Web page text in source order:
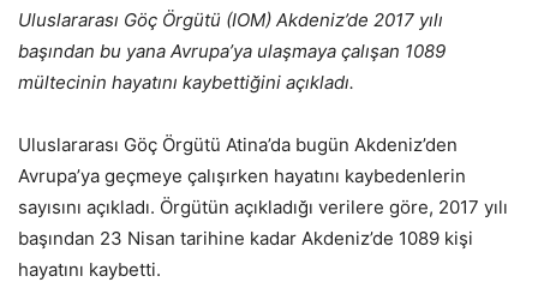
Uluslararası Göç Örgütü (IOM) Akdeniz’de 2017 yılı
başından bu yana Avrupa’ya ulaşmaya çalışan 1089
mültecinin hayatını kaybettiğini açıkladı.
Uluslararası Göç Örgütü Atina’da bugün Akdeniz’den
Avrupa’ya geçmeye çalışırken hayatını kaybedenlerin
sayısını açıkladı. Örgütün açıkladığı verilere göre, 2017 yılı
başından 23 Nisan tarihine kadar Akdeniz’de 1089 kişi
hayatını kaybetti.